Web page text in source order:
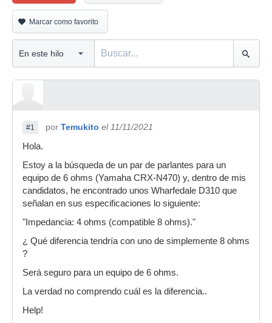
Marcar como favorito
#1 por Temukito el 11/11/2021
Hola.
Estoy a la búsqueda de un par de parlantes para un
equipo de 6 ohms (Yamaha CRX-N470) y, dentro de mis
candidatos, he encontrado unos Wharfedale D310 que
señalan en sus especificaciones lo siguiente:
"Impedancia: 4 ohms (compatible 8 ohms)."
¿ Qué diferencia tendría con uno de simplemente 8 ohms
?
Será seguro para un equipo de 6 ohms.
La verdad no comprendo cuál es la diferencia..
Help!